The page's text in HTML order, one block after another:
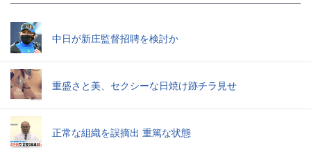
中日が新庄監督招聘を検討か
重盛さと美、セクシーな日焼け跡チラ見せ
正常な組織を誤摘出 重篤な状態